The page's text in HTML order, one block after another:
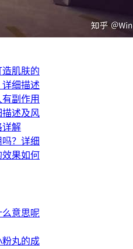
肌肤的
细描述
副作用
描述及风
详解
？详细
效果如何
意思呢
粉丸的成